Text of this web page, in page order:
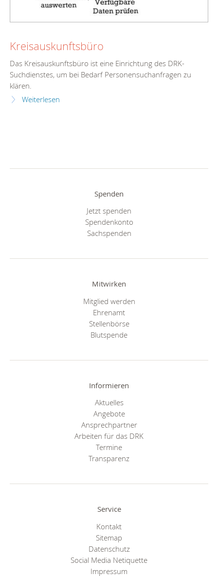
Kreisauskunftsbüro
Das Kreisauskunftsbüro ist eine Einrichtung des DRK-
Suchdienstes, um bei Bedarf Personensuchanfragen zu
klären.
Weiterlesen
Spenden
Jetzt spenden
Spendenkonto
Sachspenden
Mitwirken
Mitglied werden
Ehrenamt
Stellenbörse
Blutspende
Informieren
Aktuelles
Angebote
Ansprechpartner
Arbeiten für das DRK
Termine
Transparenz
Service
Kontakt
Sitemap
Datenschutz
Social Media Netiquette
Impressum